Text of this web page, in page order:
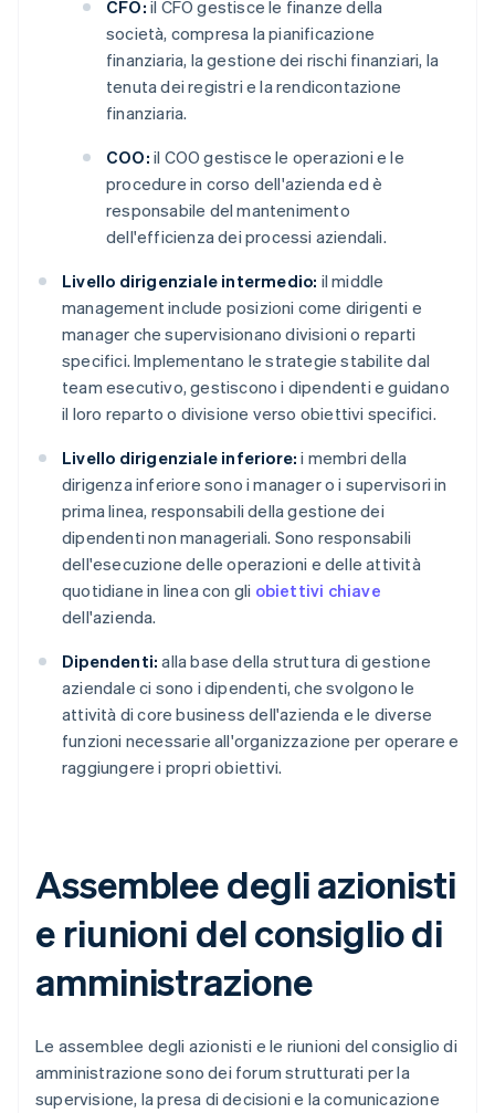
CFO: il CFO gestisce le finanze della
società, compresa la pianificazione
finanziaria, la gestione dei rischi finanziari, la
tenuta dei registri e la rendicontazione
finanziaria.
COO: il COO gestisce le operazioni e le
procedure in corso dell'azienda ed è
responsabile del mantenimento
dell'efficienza dei processi aziendali.
Livello dirigenziale intermedio: il middle
management include posizioni come dirigenti e
manager che supervisionano divisioni o reparti
specifici. Implementano le strategie stabilite dal
team esecutivo, gestiscono i dipendenti e guidano
il loro reparto o divisione verso obiettivi specifici.
Livello dirigenziale inferiore: i membri della
dirigenza inferiore sono i manager o i supervisori in
prima linea, responsabili della gestione dei
dipendenti non manageriali. Sono responsabili
dell'esecuzione delle operazioni e delle attività
quotidiane in linea con gli obiettivi chiave
dell'azienda.
Dipendenti: alla base della struttura di gestione
aziendale ci sono i dipendenti, che svolgono le
attività di core business dell'azienda e le diverse
funzioni necessarie all'organizzazione per operare e
raggiungere i propri obiettivi.
Assemblee degli azionisti
e riunioni del consiglio di
amministrazione
Le assemblee degli azionisti e le riunioni del consiglio di
amministrazione sono dei forum strutturati per la
supervisione, la presa di decisioni e la comunicazione